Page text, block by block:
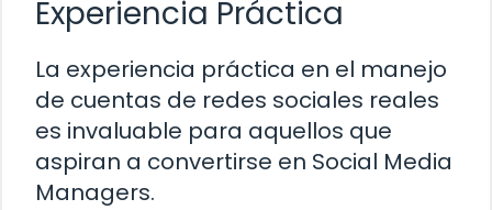
Experiencia Práctica
La experiencia práctica en el manejo
de cuentas de redes sociales reales
es invaluable para aquellos que
aspiran a convertirse en Social Media
Managers.